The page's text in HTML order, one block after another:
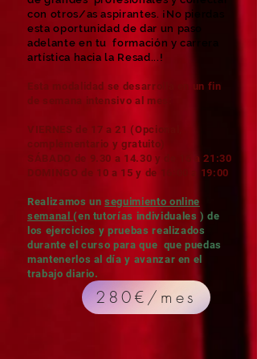
con otros/as aspirantes. ¡No pierdas
esta oportunidad de dar un paso
adelante en tu formación y carrera
artística hacia la Resad...!
Esta modalidad se desarrolla en un fin
de semana intensivo al mes:
VIERNES de 17 a 21 (Opcional,
complementario y gratuito)
SÁBADO de 9.30 a 14.30 y de 16 a 21:30
DOMINGO de 10 a 15 y de 16:00 a 19:00
Realizamos unseguimiento online
semanal (en tutorías individuales ) de
los ejercicios y pruebas realizados
durante el curso para que que puedas
mantenerlos al día y avanzar en el
trabajo diario.
280€/mes